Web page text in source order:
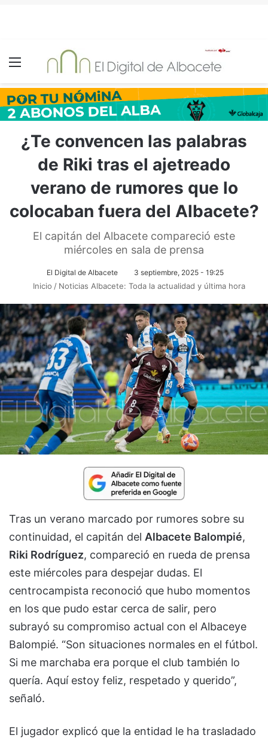
Menú
¿Te convencen las palabras
de Riki tras el ajetreado
verano de rumores que lo
colocaban fuera del Albacete?
El capitán del Albacete compareció este
miércoles en sala de prensa
El Digital de Albacete 3 septiembre, 2025 - 19:25
Inicio / Noticias Albacete: Toda la actualidad y última hora
Tras un verano marcado por rumores sobre su
continuidad, el capitán del Albacete Balompié,
Riki Rodríguez, compareció en rueda de prensa
este miércoles para despejar dudas. El
centrocampista reconoció que hubo momentos
en los que pudo estar cerca de salir, pero
subrayó su compromiso actual con el Albaceye
Balompié. “Son situaciones normales en el fútbol.
Si me marchaba era porque el club también lo
quería. Aquí estoy feliz, respetado y querido”,
señaló.
El jugador explicó que la entidad le ha trasladado